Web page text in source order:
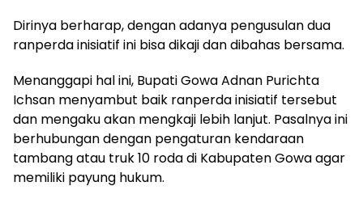
Dirinya berharap, dengan adanya pengusulan dua
ranperda inisiatif ini bisa dikaji dan dibahas bersama.
Menanggapi hal ini, Bupati Gowa Adnan Purichta
Ichsan menyambut baik ranperda inisiatif tersebut
dan mengaku akan mengkaji lebih lanjut. Pasalnya ini
berhubungan dengan pengaturan kendaraan
tambang atau truk 10 roda di Kabupaten Gowa agar
memiliki payung hukum.